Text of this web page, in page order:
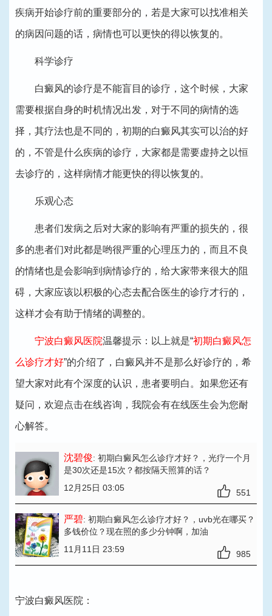
疾病开始诊疗前的重要部分的，若是大家可以找准相关
的病因问题的话，病情也可以更快的得以恢复的。
科学诊疗
白癜风的诊疗是不能盲目的诊疗，这个时候，大家
需要根据自身的时机情况出发，对于不同的病情的选
择，其疗法也是不同的，初期的白癜风其实可以治的好
的，不管是什么疾病的诊疗，大家都是需要虚持之以恒
去诊疗的，这样病情才能更快的得以恢复的。
乐观心态
患者们发病之后对大家的影响有严重的损失的，很
多的患者们对此都是哟很严重的心理压力的，而且不良
的情绪也是会影响到病情诊疗的，给大家带来很大的阻
碍，大家应该以积极的心态去配合医生的诊疗才行的，
这样才会有助于情绪的调整的。
宁波白癜风医院温馨提示：以上就是“初期白癜风怎
么诊疗才好”的介绍了，白癜风并不是那么好诊疗的，希
望大家对此有个深度的认识，患者要明白。如果您还有
疑问，欢迎点击在线咨询，我院会有在线医生会为您耐
心解答。
沈碧俊: 初期白癜风怎么诊疗才好？ ，光疗一个月
是30次还是15次？都按隔天照算的话？
12月25日 03:05
551
严碧: 初期白癜风怎么诊疗才好？ ，uvb光在哪买？
多钱价位？现在照的多少分钟啊，加油
11月11日 23:59
985
宁波白癜风医院：